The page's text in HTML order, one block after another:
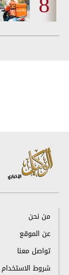
من نحن
عن الموقع
تواصل معنا
شروط الاستخدام